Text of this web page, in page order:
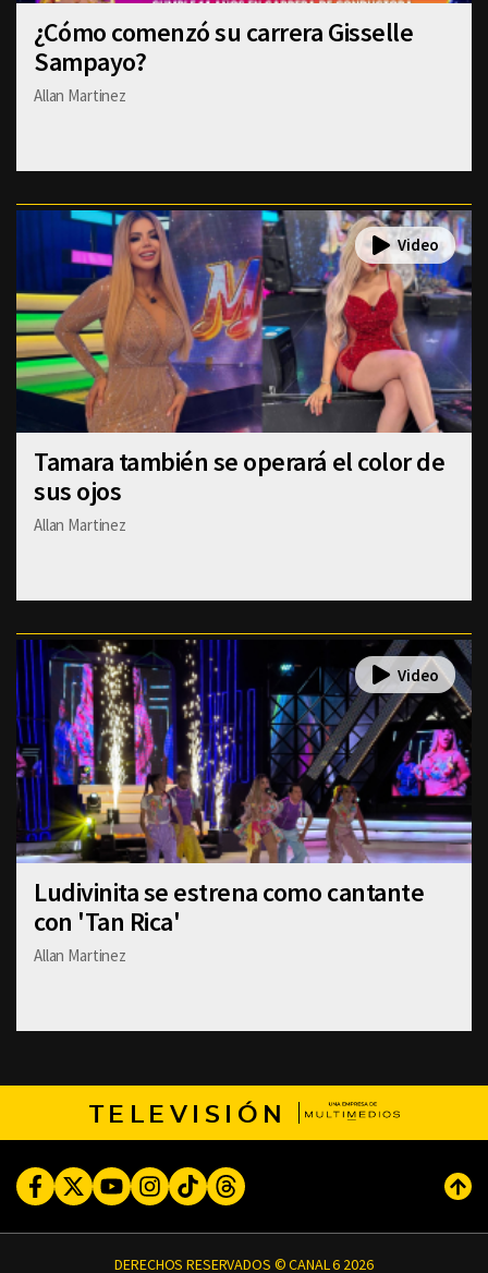
¿Cómo comenzó su carrera Gisselle
Sampayo?
Allan Martinez
Tamara también se operará el color de
sus ojos
Allan Martinez
Ludivinita se estrena como cantante
con 'Tan Rica'
Allan Martinez
TELEVISIÓN
FacebookTwitterYoutubeInstagram
TikTokThreads
DERECHOS RESERVADOS © CANAL 6 2026